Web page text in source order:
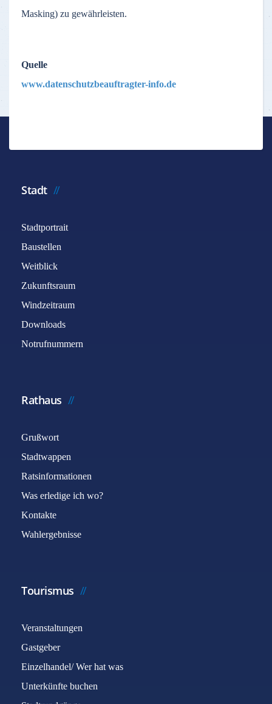
Masking) zu gewährleisten.
Quelle
www.datenschutzbeauftragter-info.de
Stadt
Stadtportrait
Baustellen
Weitblick
Zukunftsraum
Windzeitraum
Downloads
Notrufnummern
Rathaus
Grußwort
Stadtwappen
Ratsinformationen
Was erledige ich wo?
Kontakte
Wahlergebnisse
Tourismus
Veranstaltungen
Gastgeber
Einzelhandel/ Wer hat was
Unterkünfte buchen